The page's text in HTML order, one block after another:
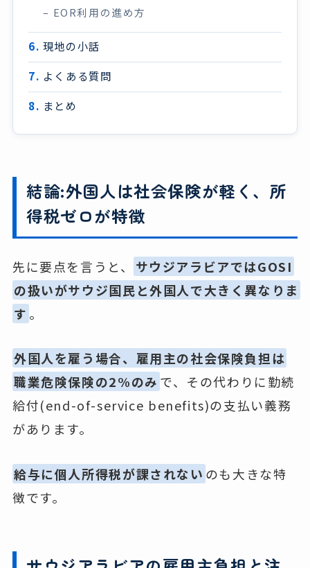
EOR利用の進め方
現地の小話
よくある質問
まとめ
結論:外国人は社会保険が軽く、所
得税ゼロが特徴
先に要点を言うと、
サウジアラビアではGOSI
の扱いがサウジ国民と外国人で大きく異なりま
す 。
外国人を雇う場合、雇用主の社会保険負担は
職業危険保険の2%のみ で、その代わりに勤続
給付(end-of-service benefits)の支払い義務
があります。
給与に個人所得税が課されない のも大きな特
徴です。